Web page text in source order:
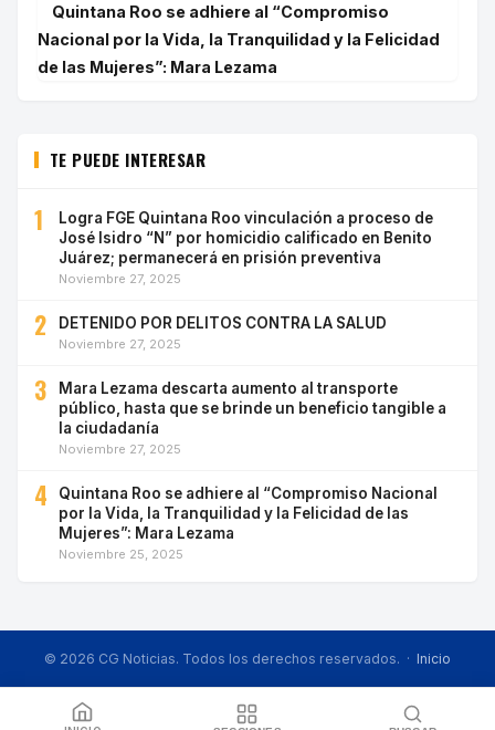
Quintana Roo se adhiere al “Compromiso
Nacional por la Vida, la Tranquilidad y la Felicidad
de las Mujeres”: Mara Lezama
TE PUEDE INTERESAR
1
Logra FGE Quintana Roo vinculación a proceso de
José Isidro “N” por homicidio calificado en Benito
Juárez; permanecerá en prisión preventiva
Noviembre 27, 2025
2 DETENIDO POR DELITOS CONTRA LA SALUD
Noviembre 27, 2025
3
Mara Lezama descarta aumento al transporte
público, hasta que se brinde un beneficio tangible a
la ciudadanía
Noviembre 27, 2025
4
Quintana Roo se adhiere al “Compromiso Nacional
por la Vida, la Tranquilidad y la Felicidad de las
Mujeres”: Mara Lezama
Noviembre 25, 2025
© 2026 CG Noticias. Todos los derechos reservados. · Inicio